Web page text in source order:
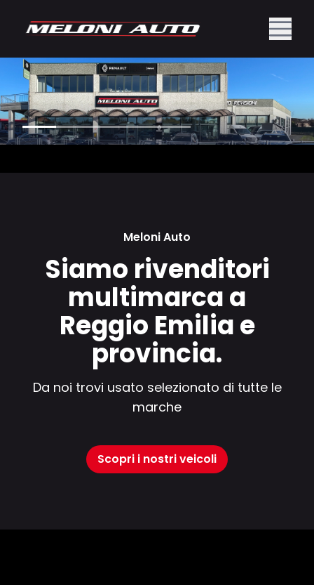
Meloni Auto
Siamo rivenditori
multimarca a
Reggio Emilia e
provincia.
Da noi trovi usato selezionato di tutte le
marche
Scopri i nostri veicoli